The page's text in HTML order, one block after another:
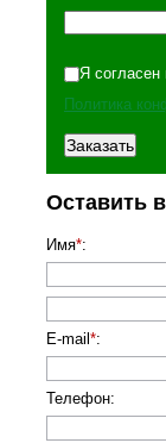
Я согласен
Политика
Оставить
Имя*:
E-mail *:
Телефон: